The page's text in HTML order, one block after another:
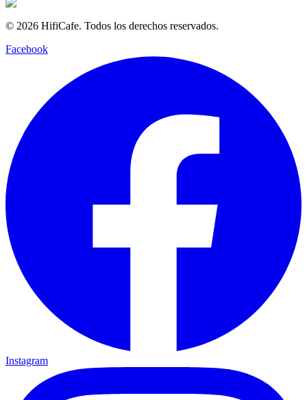
© 2026 HifiCafe. Todos los derechos reservados.
Facebook
Instagram